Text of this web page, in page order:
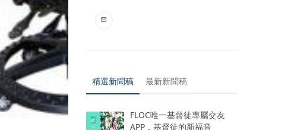
精選新聞稿 最新新聞稿
FLOC唯一基督徒專屬交友
APP，基督徒的新福音